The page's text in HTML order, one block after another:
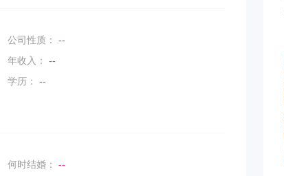
公司性质：
--
年收入：
--
学历：
--
何时结婚：
--